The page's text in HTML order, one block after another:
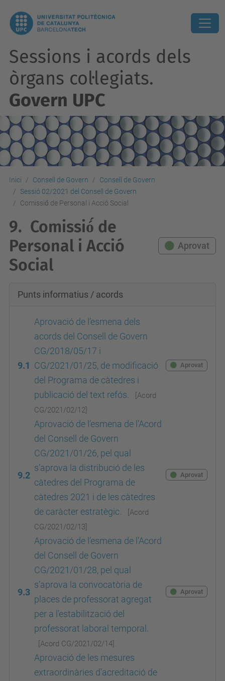
Sessions i acords dels
òrgans col·legiats.
Govern UPC
Inici Consell de Govern
Consell de Govern
Sessió 02/2021 del Consell de Govern
Comissió́ de Personal i Acció Social
9. Comissió́ de
Personal i Acció
Social
Aprovat
Punts informatius / acords
9.1
Aprovació de l’esmena dels
acords del Consell de Govern
CG/2018/05/17 i
CG/2021/01/25, de modificació
del Programa de càtedres i
publicació del text refós.
[Acord
CG/2021/02/12]
Aprovat
9.2
Aprovació de l’esmena de l’Acord
del Consell de Govern
CG/2021/01/26, pel qual
s’aprova la distribució de les
càtedres del Programa de
càtedres 2021 i de les càtedres
de caràcter estratègic.
[Acord
CG/2021/02/13]
Aprovat
9.3
Aprovació de l’esmena de l’Acord
del Consell de Govern
CG/2021/01/28, pel qual
s’aprova la convocatòria de
places de professorat agregat
per a l’estabilització del
professorat laboral temporal.
[Acord CG/2021/02/14]
Aprovat
Aprovació de les mesures
extraordinàries d’acreditació de